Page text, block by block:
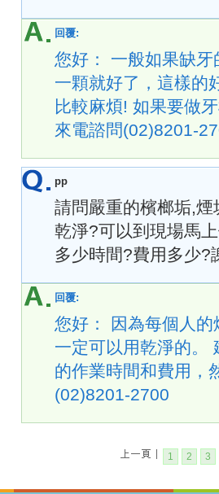
回覆:
您好： 一般如果缺
一顆就好了，這樣的
比較麻煩! 如果要做
來電諮問(02)8201-
pp
請問嚴重的檳榔垢,
乾淨?可以到現場馬
多少時間?費用多少?
回覆:
您好： 因為每個人
一定可以用乾淨的。
的作業時間和費用，
(02)8201-2700
1 2 3